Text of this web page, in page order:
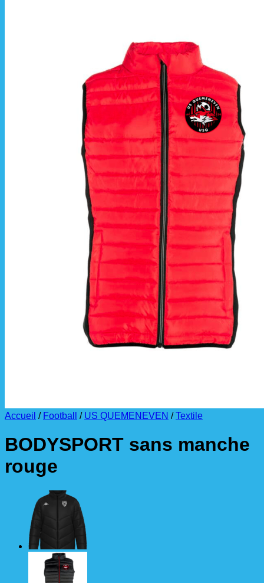
d'environ 3 semaines.
La livraison est effectuée directement au club
La commande est à récupérer auprès du
référent des équipements du club.
Accueil / Football / US QUEMENEVEN / Textile
BODYSPORT sans manche
rouge